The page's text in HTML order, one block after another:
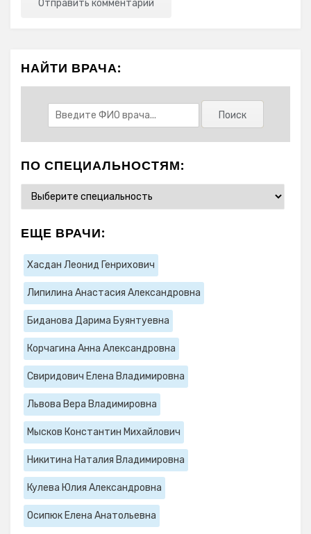
НАЙТИ ВРАЧА:
ПО СПЕЦИАЛЬНОСТЯМ:
ЕЩЕ ВРАЧИ:
Хасдан Леонид Генрихович
Липилина Анастасия Александровна
Биданова Дарима Буянтуевна
Корчагина Анна Александровна
Свиридович Елена Владимировна
Львова Вера Владимировна
Мысков Константин Михайлович
Никитина Наталия Владимировна
Кулева Юлия Александровна
Осипюк Елена Анатольевна